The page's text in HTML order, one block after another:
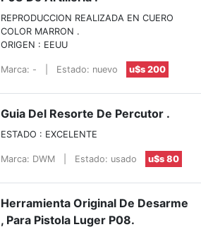
REPRODUCCION REALIZADA EN CUERO
COLOR MARRON .
ORIGEN : EEUU
Marca: - Estado: nuevo u$s 200
Guia Del Resorte De Percutor .
ESTADO : EXCELENTE
Marca: DWM Estado: usado u$s 80
Herramienta Original De Desarme
, Para Pistola Luger P08.